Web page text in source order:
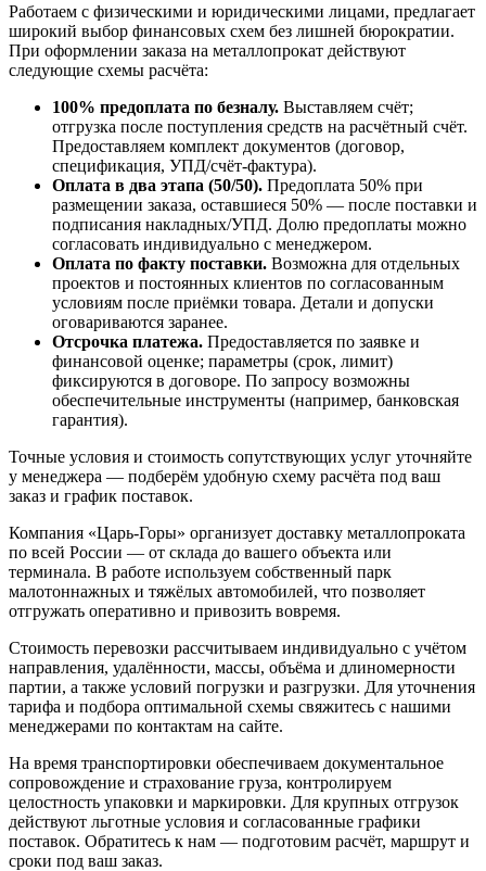
Работаем с физическими и юридическими лицами, предлагает
широкий выбор финансовых схем без лишней бюрократии.
При оформлении заказа на металлопрокат действуют
следующие схемы расчёта:
100% предоплата по безналу. Выставляем счёт;
отгрузка после поступления средств на расчётный счёт.
Предоставляем комплект документов (договор,
спецификация, УПД/счёт-фактура).
Оплата в два этапа (50/50). Предоплата 50% при
размещении заказа, оставшиеся 50% — после поставки и
подписания накладных/УПД. Долю предоплаты можно
согласовать индивидуально с менеджером.
Оплата по факту поставки. Возможна для отдельных
проектов и постоянных клиентов по согласованным
условиям после приёмки товара. Детали и допуски
оговариваются заранее.
Отсрочка платежа. Предоставляется по заявке и
финансовой оценке; параметры (срок, лимит)
фиксируются в договоре. По запросу возможны
обеспечительные инструменты (например, банковская
гарантия).
Точные условия и стоимость сопутствующих услуг уточняйте
у менеджера — подберём удобную схему расчёта под ваш
заказ и график поставок.
Компания «Царь-Горы» организует доставку металлопроката
по всей России — от склада до вашего объекта или
терминала. В работе используем собственный парк
малотоннажных и тяжёлых автомобилей, что позволяет
отгружать оперативно и привозить вовремя.
Стоимость перевозки рассчитываем индивидуально с учётом
направления, удалённости, массы, объёма и длиномерности
партии, а также условий погрузки и разгрузки. Для уточнения
тарифа и подбора оптимальной схемы свяжитесь с нашими
менеджерами по контактам на сайте.
На время транспортировки обеспечиваем документальное
сопровождение и страхование груза, контролируем
целостность упаковки и маркировки. Для крупных отгрузок
действуют льготные условия и согласованные графики
поставок. Обратитесь к нам — подготовим расчёт, маршрут и
сроки под ваш заказ.